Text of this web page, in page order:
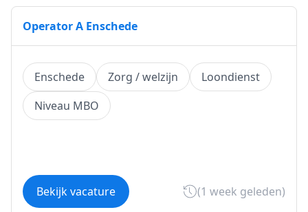
Operator A Enschede
Enschede Zorg / welzijn
Loondienst
Niveau MBO
Bekijk vacature (1 week geleden)